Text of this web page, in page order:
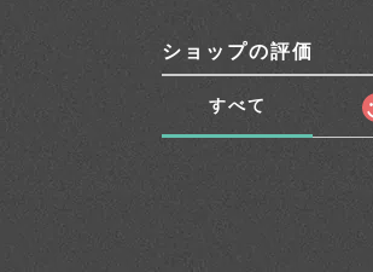
ショップの評価
すべて